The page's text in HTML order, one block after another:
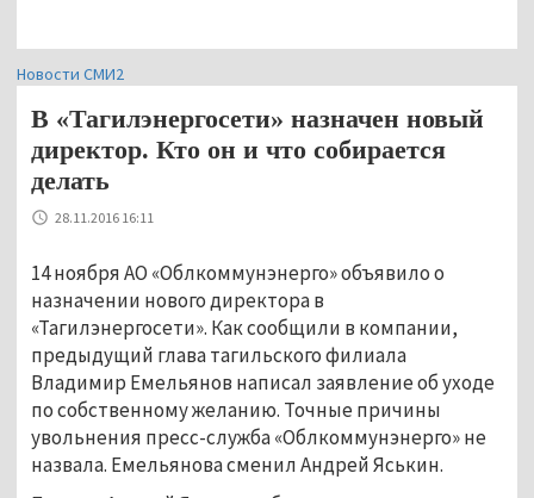
Новости СМИ2
В «Тагилэнергосети» назначен новый
директор. Кто он и что собирается
делать
28.11.2016 16:11
14 ноября АО «Облкоммунэнерго» объявило о
назначении нового директора в
«Тагилэнергосети». Как сообщили в компании,
предыдущий глава тагильского филиала
Владимир Емельянов написал заявление об уходе
по собственному желанию. Точные причины
увольнения пресс-служба «Облкоммунэнерго» не
назвала. Емельянова сменил Андрей Яськин.